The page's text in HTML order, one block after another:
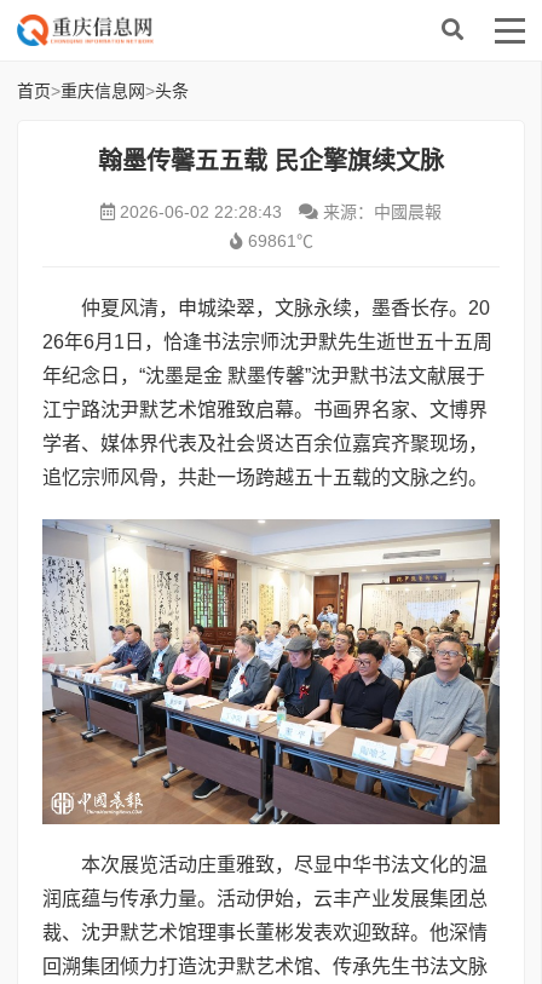
首页>重庆信息网>头条
翰墨传馨五五载 民企擎旗续文脉
2026-06-02 22:28:43
来源：中國晨報
69861℃
仲夏风清，申城染翠，文脉永续，墨香长存。20
26年6月1日，恰逢书法宗师沈尹默先生逝世五十五周
年纪念日，“沈墨是金 默墨传馨”沈尹默书法文献展于
江宁路沈尹默艺术馆雅致启幕。书画界名家、文博界
学者、媒体界代表及社会贤达百余位嘉宾齐聚现场，
追忆宗师风骨，共赴一场跨越五十五载的文脉之约。
本次展览活动庄重雅致，尽显中华书法文化的温
润底蕴与传承力量。活动伊始，云丰产业发展集团总
裁、沈尹默艺术馆理事长董彬发表欢迎致辞。他深情
回溯集团倾力打造沈尹默艺术馆、传承先生书法文脉